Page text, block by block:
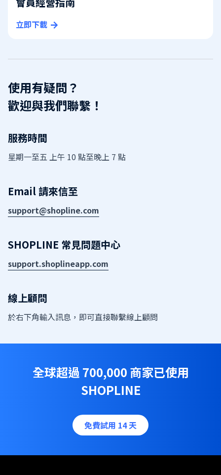
立即下載
使用有疑問？
歡迎與我們聯繫！
服務時間
星期一至五 上午 10 點至晚上 7 點
Email 請來信至
support@shopline.com
SHOPLINE 常見問題中心
support.shoplineapp.com
線上顧問
於右下角輸入訊息，即可直接聯繫線上顧問
全球超過 700,000 商家已使用
SHOPLINE
免費試用 14 天